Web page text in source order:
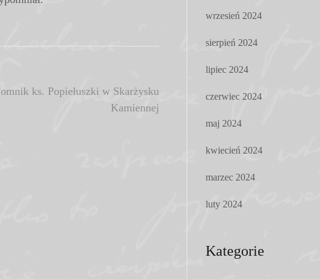
ks. Popiełuszki w Skarżysku
Kamiennej
wrzesień 2024
sierpień 2024
lipiec 2024
czerwiec 2024
maj 2024
kwiecień 2024
marzec 2024
luty 2024
Kategorie